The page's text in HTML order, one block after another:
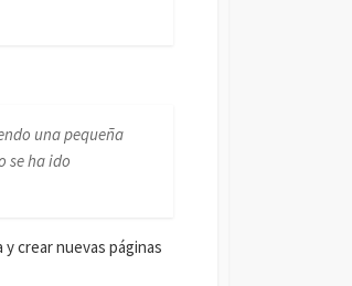
una pequeña
se ha ido
crear nuevas páginas